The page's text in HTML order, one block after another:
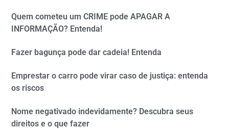
Quem cometeu um CRIME pode APAGAR A
INFORMAÇÃO? Entenda!
Fazer bagunça pode dar cadeia! Entenda
Emprestar o carro pode virar caso de justiça: entenda
os riscos
Nome negativado indevidamente? Descubra seus
direitos e o que fazer